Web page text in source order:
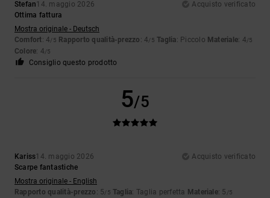
Stefan14. maggio 2026
Acquisto verificato
Ottima fattura
Mostra originale - Deutsch
Comfort: 4/5 Rapporto qualità-prezzo : 4/5 Taglia: Piccolo Materiale: 4/5
Colore: 4/5
Consiglio questo prodotto
5/5
Kariss14. maggio 2026
Acquisto verificato
Scarpe fantastiche
Mostra originale - English
Rapporto qualità-prezzo : 5/5 Taglia: Taglia perfetta Materiale: 5 /5